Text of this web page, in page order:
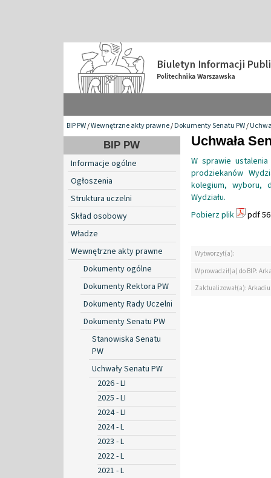
BIP PW/Wewnętrzne akty prawne/Dokumenty Senatu PW/
BIP PW
Informacje ogólne
Ogłoszenia
Struktura uczelni
Skład osobowy
Władze
Wewnętrzne akty prawne
Dokumenty ogólne
Dokumenty Rektora PW
Dokumenty Rady Uczelni
Dokumenty Senatu PW
Stanowiska Senatu
PW
Uchwały Senatu PW
2026 - LI
2025 - LI
2024 - LI
2024 - L
2023 - L
2022 - L
2021 - L
Uchwała
W sprawie
prodziekanów
kolegium, wyboru,
Wydziału.
Pobierz plik
pdf
Wytworzył(a):
Wprowadził(a) do BIP:
Zaktualizował(a):